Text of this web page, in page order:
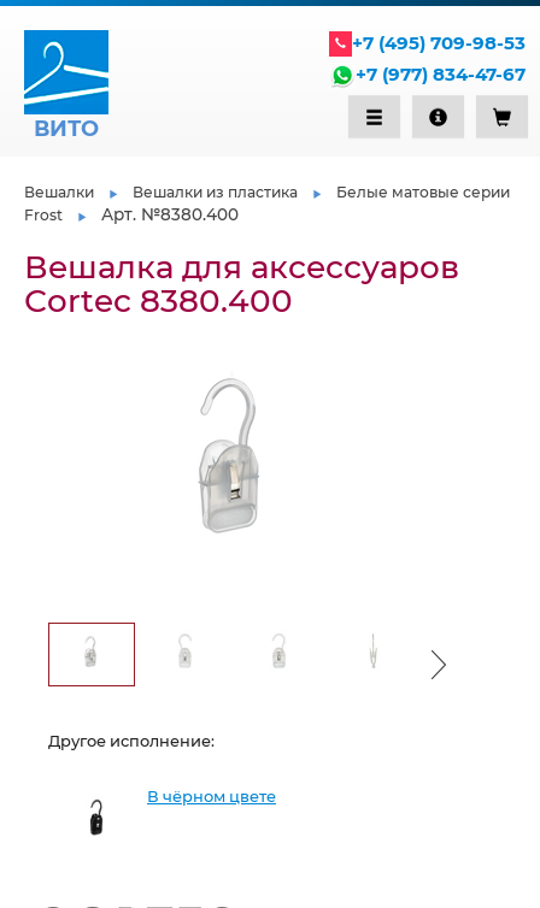
ВИТО
+7 (495) 709-98-53
+7 (977) 834-47-67
Вешалки Вешалки из пластика
Белые матовые серии
Frost
Арт. №8380.400
Вешалка для аксессуаров
Сortec 8380.400
Другое исполнение:
В чёрном цвете